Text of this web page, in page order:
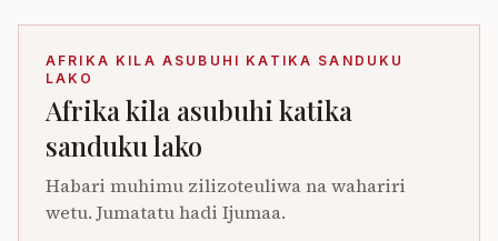
AFRIKA KILA ASUBUHI KATIKA SANDUKU
LAKO
Afrika kila asubuhi katika
sanduku lako
Habari muhimu zilizoteuliwa na wahariri
wetu. Jumatatu hadi Ijumaa.